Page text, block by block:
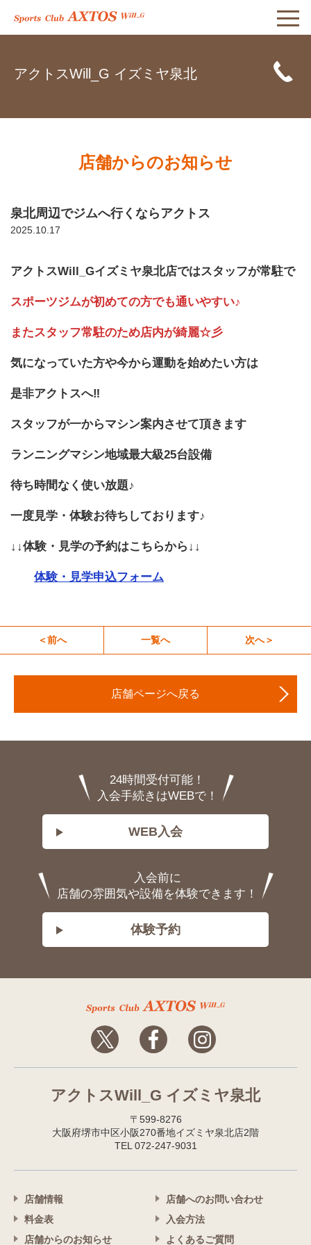
アクトスWill_G イズミヤ泉北
店舗からのお知らせ
泉北周辺でジムへ行くならアクトス
2025.10.17
アクトスWill_Gイズミヤ泉北店ではスタッフが常駐で
スポーツジムが初めての方でも通いやすい♪
またスタッフ常駐のため店内が綺麗☆彡
気になっていた方や今から運動を始めたい方は
是非アクトスへ‼
スタッフが一からマシン案内させて頂きます
ランニングマシン地域最大級25台設備
待ち時間なく使い放題♪
一度見学・体験お待ちしております♪
↓↓体験・見学の予約はこちらから ↓↓
体験・見学申込フォーム
＜前へ 一覧へ 次へ＞
店舗ページへ戻る
24時間受付可能！
入会手続きはWEBで！
WEB入会
入会前に
店舗の雰囲気や設備を体験できます！
体験予約
アクトスWill_G イズミヤ泉北
〒599-8276
大阪府堺市中区小阪270番地イズミヤ泉北店2階
TEL 072-247-9031
店舗情報
料金表
店舗からのお知らせ
店舗へのお問い合わせ
入会方法
よくあるご質問